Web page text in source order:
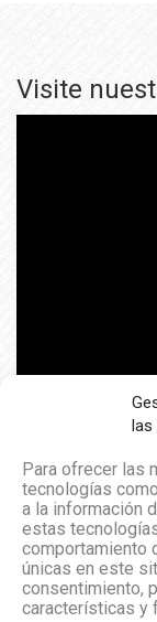
las
Para ofrecer las
tecnologías
a la información
estas
comportamiento
únicas en este
consentimiento,
características y
Visite